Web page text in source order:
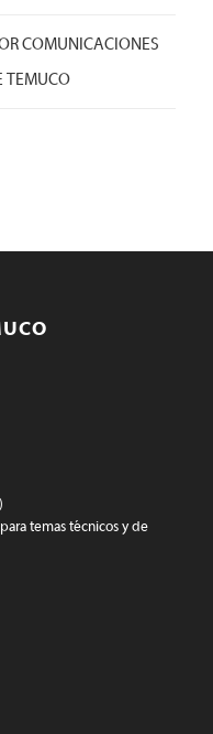
COMUNICACIONES
TEMUCO
temas técnicos y de